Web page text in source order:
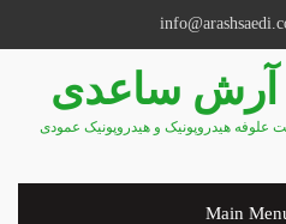
ساعدی
هیدروپونیک و هیدروپونیک عمودی
Main